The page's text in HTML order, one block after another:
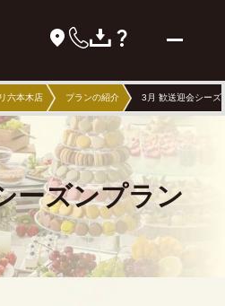
六本木店 プランの紹介 3月 歓送迎会シーズ
ーズンプラン